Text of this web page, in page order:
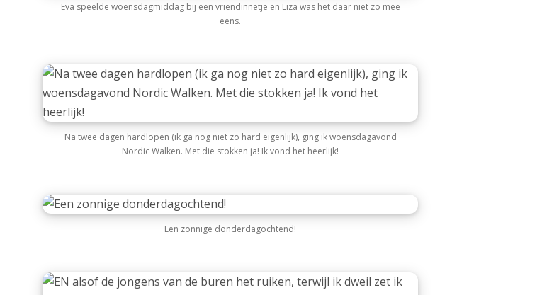
Eva speelde woensdagmiddag bij een vriendinnetje en Liza was het daar niet zo mee
eens.
Na twee dagen hardlopen (ik ga nog niet zo hard eigenlijk), ging ik woensdagavond
Nordic Walken. Met die stokken ja! Ik vond het heerlijk!
Een zonnige donderdagochtend!